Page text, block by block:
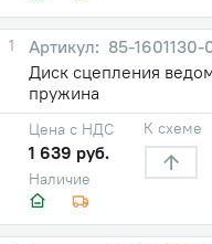
1
85-1601130-
Диск сцепления
пружина
Наличие
Цена с НДС
1 639 руб.
К схеме